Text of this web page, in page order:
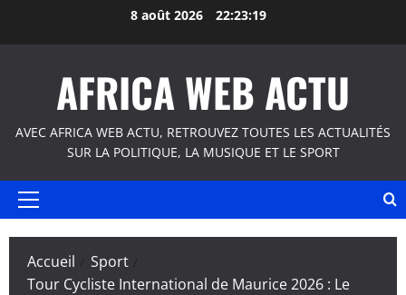
8 août 2026 22:23:20
AFRICA WEB ACTU
AVEC AFRICA WEB ACTU, RETROUVEZ TOUTES LES ACTUALITÉS
SUR LA POLITIQUE, LA MUSIQUE ET LE SPORT
Menu
Accueil
Sport
Tour Cycliste International de Maurice 2026 : Le